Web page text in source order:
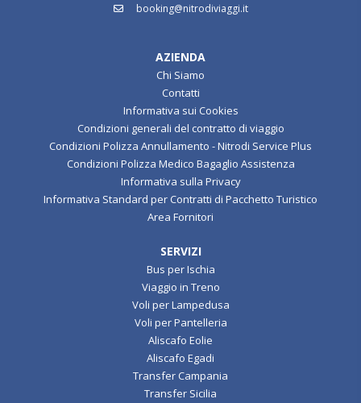
booking@nitrodiviaggi.it
AZIENDA
Chi Siamo
Contatti
Informativa sui Cookies
Condizioni generali del contratto di viaggio
Condizioni Polizza Annullamento - Nitrodi Service Plus
Condizioni Polizza Medico Bagaglio Assistenza
Informativa sulla Privacy
Informativa Standard per Contratti di Pacchetto Turistico
Area Fornitori
SERVIZI
Bus per Ischia
Viaggio in Treno
Voli per Lampedusa
Voli per Pantelleria
Aliscafo Eolie
Aliscafo Egadi
Transfer Campania
Transfer Sicilia